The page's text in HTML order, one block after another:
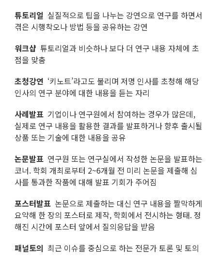
튜토리얼 실질적으로 팁을 나누는 강연으로 연구를 하면서
겪은 시행착오나 방법 등을 공유하는 강연
워크샵 튜토리얼과 비슷하나 보다 더 연구 내용 자체에 초
점을 맞춤
초청강연 ‘키노트’라고도 불리며 저명 인사를 초청해 해당
인사의 연구 분야에 대한 내용을 듣는 자리
사례발표 기업이나 연구원에서 참여하는 경우가 많은데,
실제로 연구 내용을 활용한 결과를 발표하거나 향후 출시될
상품 또는 기술에 대한 내용을 공유
논문발표 연구원 또는 연구실에서 작성한 논문을 발표하는
코너. 학회 개최로부터 2~6개월 전 미리 논문을 제출해 심
사를 통과한 작품에 대해 발표 기회가 주어짐
포스터발표 논문으로 제출하는 대신 연구 내용을 짤막하게
요약해 한 장의 포스터로 제작, 학회에서 전시하는 형태. 정
해진 시간에 포스터 앞에서 질의응답을 받음
패널토의 최근 이슈를 중심으로 하는 전문가 토론 및 토의